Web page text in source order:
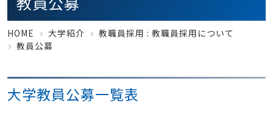
HOME 大学紹介 教職員採用 : 教職員採用について
教員公募
大学教員公募一覧表